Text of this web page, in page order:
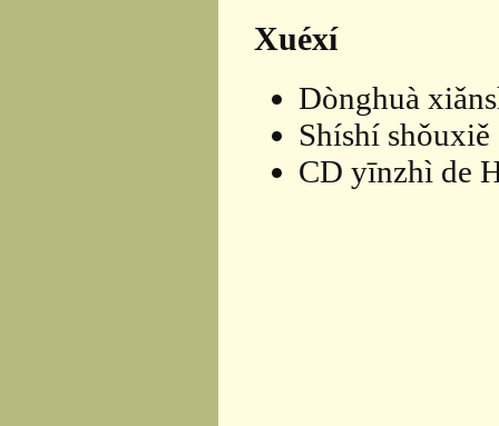
Xuéxí
Dònghuà
Shíshí shǒuxiě
CD yīnzhì de